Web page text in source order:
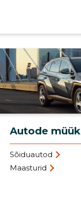
AUTOBON.EE
Autode müük
Sõiduautod
Maasturid